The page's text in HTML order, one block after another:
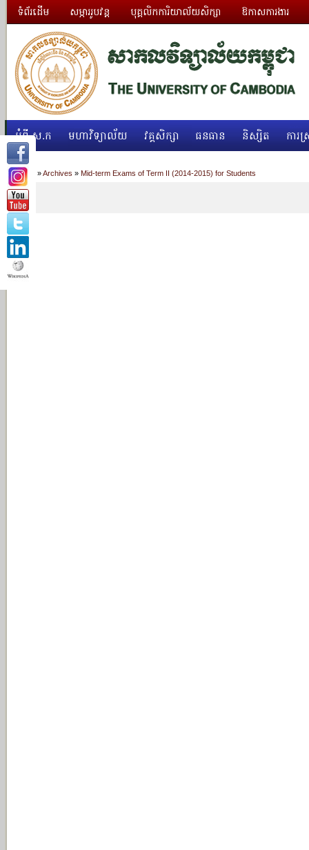
ទំព័រដើម សម្ភាររូបវន្ត បុគ្គលិកការិយាល័យសិក្សា ឱកាសការងារ
អំពី ស.ក មហាវិទ្យាល័យ វគ្គសិក្សា ធនធាន និស្សិត ការស្
Home »Archives » Mid-term Exams of Term II (2014-2015) for Students